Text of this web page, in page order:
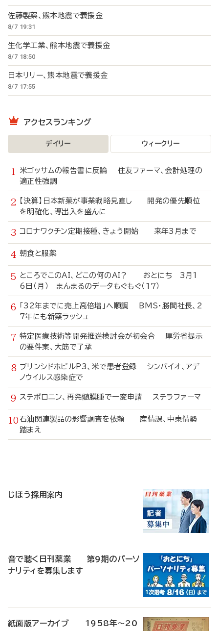
佐藤製薬、熊本地震で義援金
8/7 19:31
生化学工業、熊本地震で義援金
8/7 18:50
日本リリー、熊本地震で義援金
8/7 17:55
アクセスランキング
デイリー ウィークリー
米ゴッサムの報告書に反論 住友ファーマ、会計処理の
適正性強調
【決算】日本新薬が事業戦略見直し 開発の優先順位
を明確化、導出入を盛んに
コロナワクチン定期接種、きょう開始 来年3月まで
朝食と服薬
ところでこのAI、どこの何のAI？ おとにち 3月1
6日（月） まんまるのデータもぐもぐ（17）
「32年までに売上高倍増」へ順調 BMS・勝間社長、2
7年にも新薬ラッシュ
特定医療技術等開発推進検討会が初会合 厚労省提示
の要件案、大筋で了承
ブリンシドホビルP3、米で患者登録 シンバイオ、アデ
ノウイルス感染症で
ステボロニン、再発髄膜腫で一変申請 ステラファーマ
石油関連製品の影響調査を依頼 産情課、中東情勢
踏まえ
じほう採用案内
音で聴く日刊薬業 第9期のパーソ
ナリティを募集します
紙面版アーカイブ 1958年～20